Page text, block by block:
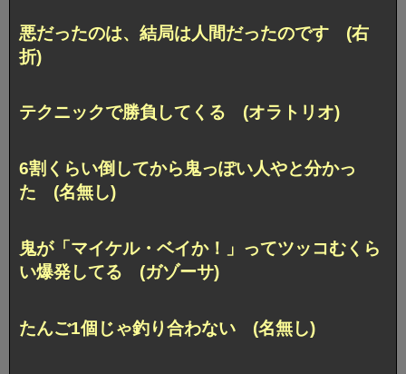
悪だったのは、結局は人間だったのです (右
折)
テクニックで勝負してくる (オラトリオ)
6割くらい倒してから鬼っぽい人やと分かっ
た (名無し)
鬼が「マイケル・ベイか！」ってツッコむくら
い爆発してる (ガゾーサ)
たんご1個じゃ釣り合わない (名無し)